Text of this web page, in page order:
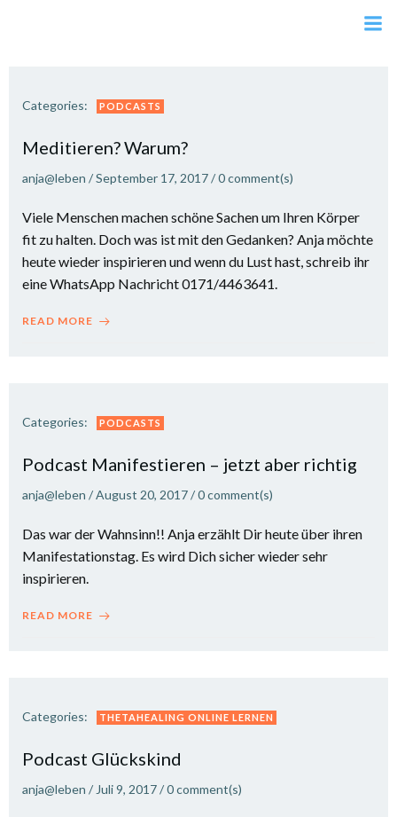
Categories: PODCASTS
Meditieren? Warum?
anja@leben /September 17, 2017/0comment(s)
Viele Menschen machen schöne Sachen um Ihren Körper
fit zu halten. Doch was ist mit den Gedanken? Anja möchte
heute wieder inspirieren und wenn du Lust hast, schreib ihr
eine WhatsApp Nachricht 0171/4463641.
READ MORE
Categories: PODCASTS
Podcast Manifestieren – jetzt aber richtig
anja@leben /August 20, 2017/0comment(s)
Das war der Wahnsinn!! Anja erzählt Dir heute über ihren
Manifestationstag. Es wird Dich sicher wieder sehr
inspirieren.
READ MORE
Categories: THETAHEALING ONLINE LERNEN
Podcast Glückskind
anja@leben / Juli 9, 2017/0comment(s)